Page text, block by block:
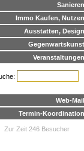
Sanieren
Immo Kaufen, Nutzen
Ausstatten, Design
Gegenwartskunst
Veranstaltungen
Web-Mail
Termin-Koordination
Zur Zeit 246 Besucher